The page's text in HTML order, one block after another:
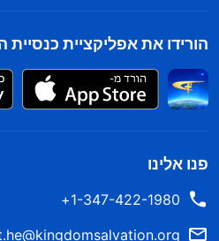
הורידו את אפליקציית כנסיית
פנו אלינו
1-347-422-1980+